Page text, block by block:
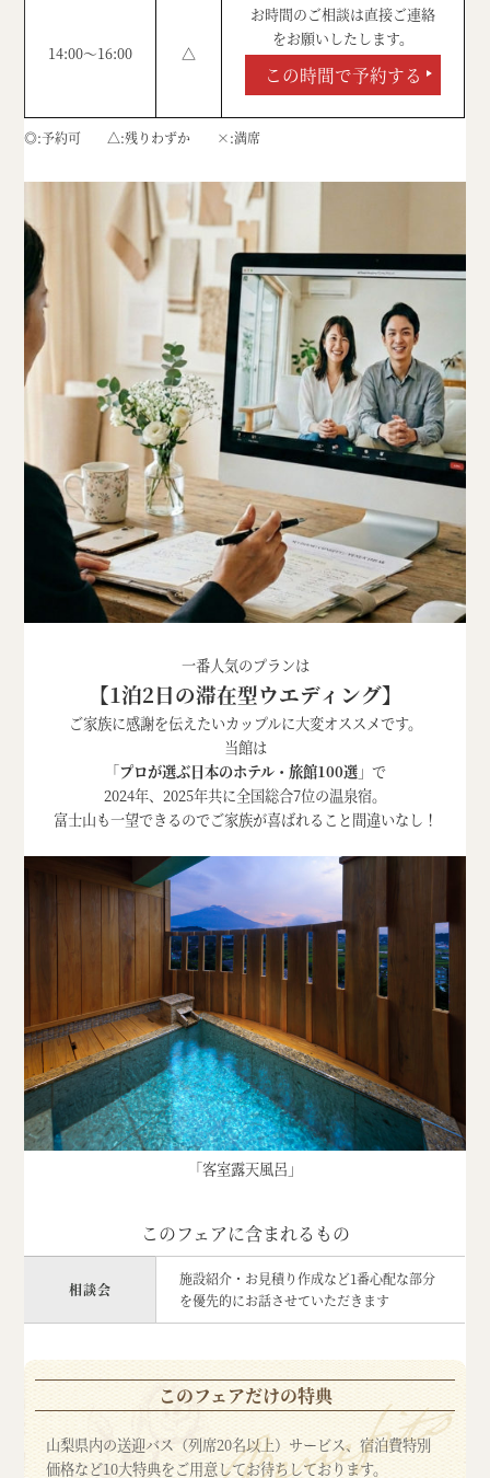
14:00～16:00 △
お時間のご相談は直接ご連絡
をお願いしたします。
この時間で予約する
◎ 予約可 △ 残りわずか × 満席
一番人気のプランは
【1泊2日の滞在型ウエディング】
ご家族に感謝を伝えたいカップルに大変オススメです。
当館は
「プロが選ぶ日本のホテル・旅館100選」で
2024年、2025年共に全国総合7位の温泉宿。
富士山も一望できるのでご家族が喜ばれること間違いなし！
「客室露天風呂」
このフェアに含まれるもの
相談会
施設紹介・お見積り作成など1番心配な部分
を優先的にお話させていただきます
このフェアだけの特典
山梨県内の送迎バス（列席20名以上）サービス、宿泊費特別
価格など10大特典をご用意してお待ちしております。